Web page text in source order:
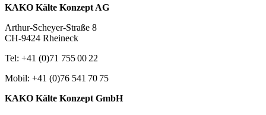
KAKO Kälte Konzept AG
Arthur-Scheyer-Straße 8
CH-9424 Rheineck
Tel: +41 (0)71 755 00 22
Mobil: +41 (0)76 541 70 75
KAKO Kälte Konzept GmbH